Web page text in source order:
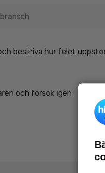
beskriva hur felet
och försök igen